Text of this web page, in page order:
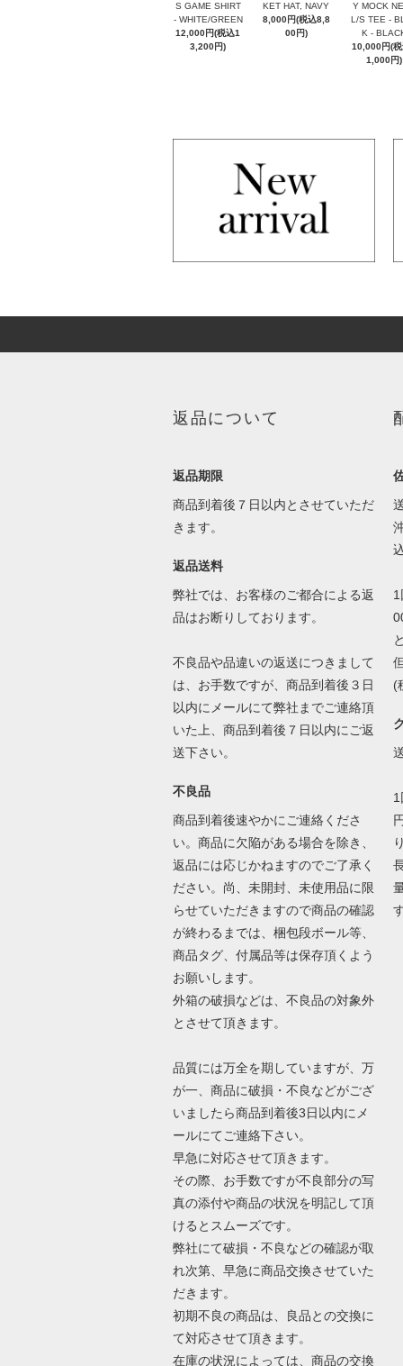
S GAME SHIRT
- WHITE/GREEN
12,000円(税込1
3,200円)
KET HAT, NAVY
8,000円(税込8,8
00円)
Y MOCK
L/S TEE -
K -
10,000円(
1,000円)
返品について
返品期限
商品到着後７日以内とさせていただ
きます。
返品送料
弊社では、お客様のご都合による返
品はお断りしております。
不良品や品違いの返送につきまして
は、お手数ですが、商品到着後３日
以内にメールにて弊社までご連絡頂
いた上、商品到着後７日以内にご返
送下さい。
不良品
商品到着後速やかにご連絡くださ
い。商品に欠陥がある場合を除き、
返品には応じかねますのでご了承く
ださい。尚、未開封、未使用品に限
らせていただきますので商品の確認
が終わるまでは、梱包段ボール等、
商品タグ、付属品等は保存頂くよう
お願いします。
外箱の破損などは、不良品の対象外
とさせて頂きます。
品質には万全を期していますが、万
が一、商品に破損・不良などがござ
いましたら商品到着後3日以内にメ
ールにてご連絡下さい。
早急に対応させて頂きます。
その際、お手数ですが不良部分の写
真の添付や商品の状況を明記して頂
けるとスムーズです。
弊社にて破損・不良などの確認が取
れ次第、早急に商品交換させていた
だきます。
初期不良の商品は、良品との交換に
て対応させて頂きます。
在庫の状況によっては、商品の交換
(